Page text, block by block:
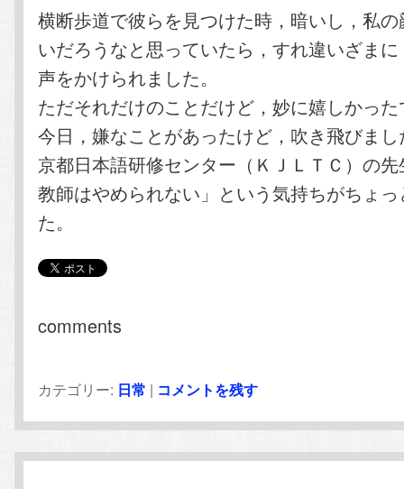
横断歩道で彼らを見つけた時，暗いし，私
いだろうなと思っていたら，すれ違いざま
声をかけられました。
ただそれだけのことだけど，妙に嬉しかっ
今日，嫌なことがあったけど，吹き飛びまし
京都日本語研修センター（ＫＪＬＴＣ）の
教師はやめられない」という気持ちがちょ
た。
comments
カテゴリー: 日常 | コメントを残す